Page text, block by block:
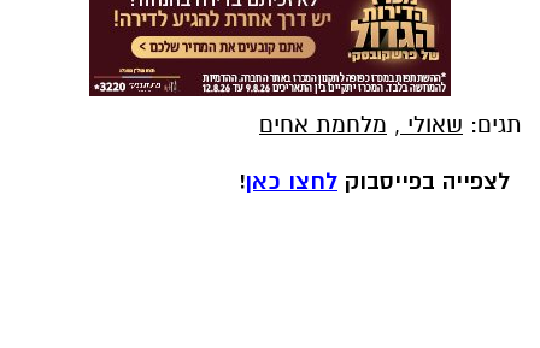
תגים: שאולי , מלחמת אחים
לצפייה בפייסבוק לחצו כאן!